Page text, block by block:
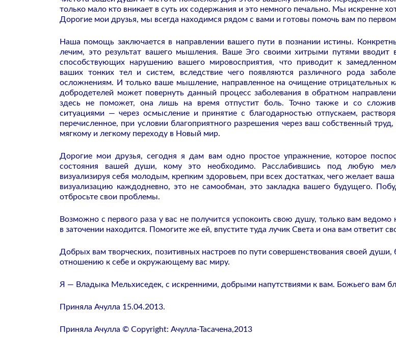
только мало кто вникает в суть их содержания и это немного печально. Мы искренне
Дорогие мои друзья, мы всегда находимся рядом с вами и готовы помочь вам по
Наша помощь заключается в направлении вашего пути в познании истины.
лечим, это результат вашего мышления. Ваше Эго своими хитрыми путями вводит
способствующих нарушению вашего мировосприятия, что приводит к
ваших тонких тел и систем, вследствие чего появляются различного рода
осложнениям. И только ваше мышление, направленное на очищение отрицательных
добродетелей может повернуть данный процесс заболевания в обратном
здесь не поможет, она лишь на время отпустит боль. Точно также и со
ситуациями — через осмысление и принятие с благодарностью отпускаем,
перечисленное, при условии благоприятного разрешения через ваш собственный труд,
мягкому и легкому переходу в Новый мир.
Дорогие мои друзья, сегодня я дам вам одно простое упражнение, которое
состояния вашей души, кому это необходимо. Расслабившись под любую
визуализируя себя молодым, крепким здоровьем, при всех достатках, чего желает
визуализацию каждодневно, это не самообман, это закладка вашего будущего.
отбросьте свои проблемы.
Возможно с первого раза у вас не получится успокоить свою душу, только вам ведомо
в заточении находится. Помогите же ей, впустите туда лучик Света и она вам ответит
Добрых вам творческих, позитивных настроев по пути совершенствования своей
отношению к себе и окружающему вас миру.
Я — Владыка Мельхиседек, с искренними, добрыми напутствиями к вам. Божьего вам
Приняла Ачулла 15.04.2013.
Приняла Ачулла © Copyright: Ачулла-Тасачена,2013